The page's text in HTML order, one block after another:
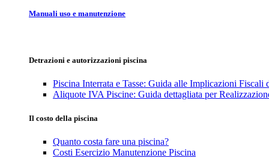
Manuali uso e manutenzione
Detrazioni e autorizzazioni piscina
Piscina Interrata e Tasse: Guida alle Implicazioni Fiscali
Aliquote IVA Piscine: Guida dettagliata per
Il costo della piscina
Quanto costa fare una piscina?
Costi Esercizio Manutenzione Piscina